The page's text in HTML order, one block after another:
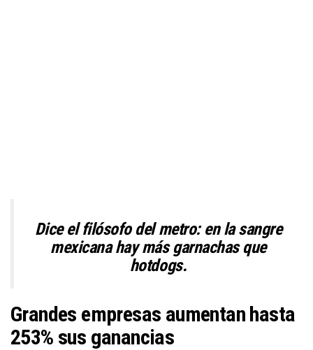
Dice el filósofo del metro: en la sangre
mexicana hay más garnachas que
hotdogs.
Grandes empresas aumentan hasta
253% sus ganancias